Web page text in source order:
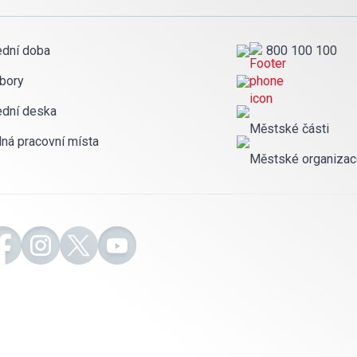
doba
deska
pracovní místa
800 100 100
Městské části
Městské